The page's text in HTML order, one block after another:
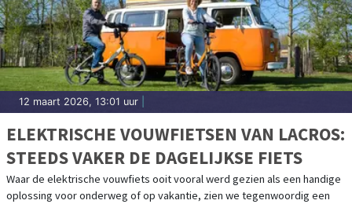
12 maart 2026, 13:01 uur
ELEKTRISCHE VOUWFIETSEN VAN LACROS:
STEEDS VAKER DE DAGELIJKSE FIETS
Waar de elektrische vouwfiets ooit vooral werd gezien als een handige
oplossing voor onderweg of op vakantie, zien we tegenwoordig een